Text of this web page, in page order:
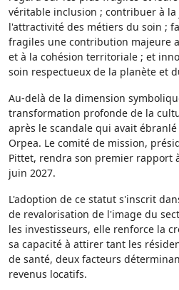
véritable inclusion ; contribuer à la
l'attractivité des métiers du soin ;
fragiles une contribution majeure
et à la cohésion territoriale ; et
soin respectueux de la planète et
Au-delà de la dimension
transformation profonde de la
après le scandale qui avait
Orpea. Le comité de mission,
Pittet, rendra son premier rapport
juin 2027.
L'adoption de ce statut s'inscrit
de revalorisation de l'image du
les investisseurs, elle renforce la
sa capacité à attirer tant les
de santé, deux facteurs
revenus locatifs.